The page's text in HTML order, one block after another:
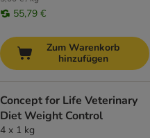
55,79 €
Zum Warenkorb
hinzufügen
Concept for Life Veterinary
Diet Weight Control
4 x 1 kg